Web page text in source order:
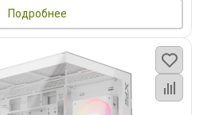
Подробнее